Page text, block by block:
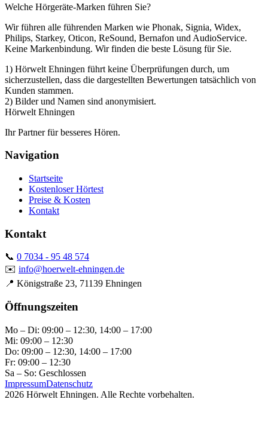
Welche Hörgeräte-Marken führen Sie?
Wir führen alle führenden Marken wie Phonak, Signia, Widex,
Philips, Starkey, Oticon, ReSound, Bernafon und AudioService.
Keine Markenbindung. Wir finden die beste Lösung für Sie.
1) Hörwelt Ehningen führt keine Überprüfungen durch, um
sicherzustellen, dass die dargestellten Bewertungen tatsächlich von
Kunden stammen.
2) Bilder und Namen sind anonymisiert.
Hörwelt Ehningen
Ihr Partner für besseres Hören.
Navigation
Startseite
Kostenloser Hörtest
Preise & Kosten
Kontakt
Kontakt
📞 0 7034 - 95 48 574
✉️ info@hoerwelt-ehningen.de
📍 Königstraße 23, 71139 Ehningen
Öffnungszeiten
Mo – Di: 09:00 – 12:30, 14:00 – 17:00
Mi: 09:00 – 12:30
Do: 09:00 – 12:30, 14:00 – 17:00
Fr: 09:00 – 12:30
Sa – So: Geschlossen
ImpressumDatenschutz
2026 Hörwelt Ehningen. Alle Rechte vorbehalten.